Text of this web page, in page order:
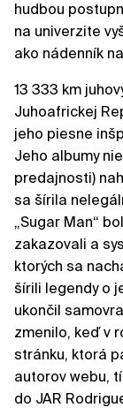
hudbou
na univerzite
ako nádenník
13 333 km
Juhoafrickej
jeho piesne
Jeho albumy
predajnosti)
sa šírila
„Sugar Man“
zakazovali a
ktorých sa
šírili legendy o
ukončil
zmenilo, keď v
stránku, ktorá
autorov webu,
do JAR